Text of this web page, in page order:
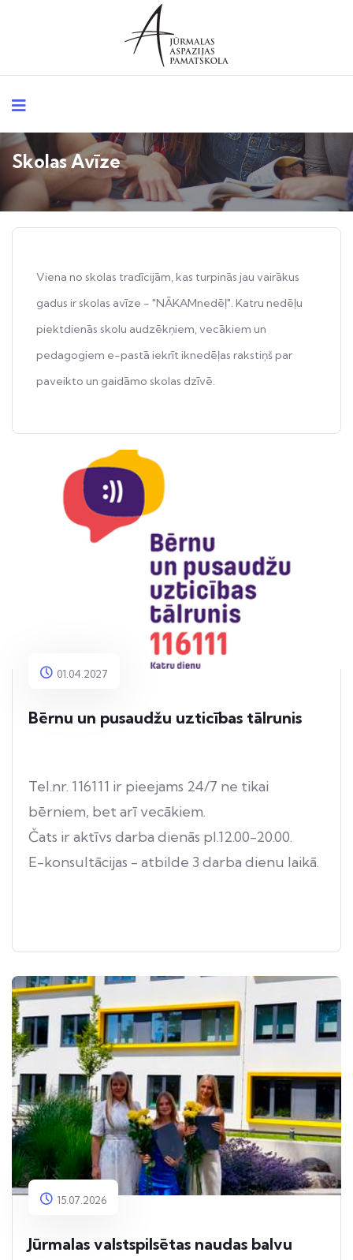
Skolas Avīze
Viena no skolas tradīcijām, kas turpinās jau vairākus
gadus ir skolas avīze - "NĀKAMnedēļ". Katru nedēļu
piektdienās skolu audzēkņiem, vecākiem un
pedagogiem e-pastā iekrīt iknedēļas rakstiņš par
paveikto un gaidāmo skolas dzīvē.
01.04.2027
Bērnu un pusaudžu uzticības tālrunis
Tel.nr. 116111 ir pieejams 24/7 ne tikai
bērniem, bet arī vecākiem.
Čats ir aktīvs darba dienās pl.12.00-20.00.
E-konsultācijas - atbilde 3 darba dienu laikā.
15.07.2026
Jūrmalas valstspilsētas naudas balvu